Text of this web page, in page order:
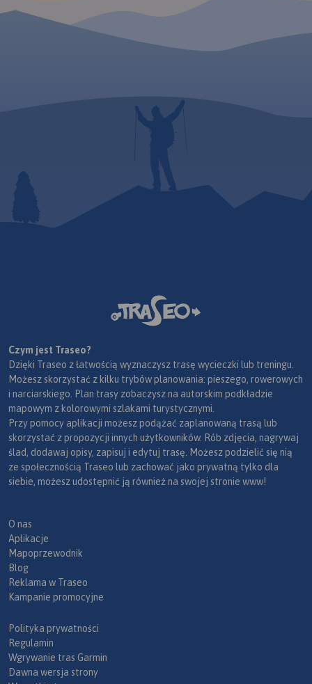
Czym jest Traseo?
Dzięki Traseo z łatwością wyznaczysz trasę wycieczki lub treningu.
Możesz skorzystać z kilku trybów planowania: pieszego, rowerowych
i narciarskiego. Plan trasy zobaczysz na autorskim podkładzie
mapowym z kolorowymi szlakami turystycznymi.
Przy pomocy aplikacji możesz podążać zaplanowaną trasą lub
skorzystać z propozycji innych użytkowników. Rób zdjęcia, nagrywaj
ślad, dodawaj opisy, zapisuj i edytuj trasę. Możesz podzielić się nią
ze społecznością Traseo lub zachować jako prywatną tylko dla
siebie, możesz udostępnić ją również na swojej stronie www!
O nas
Aplikacje
Mapoprzewodnik
Blog
Reklama w Traseo
Kampanie promocyjne
Polityka prywatności
Regulamin
Wgrywanie tras Garmin
Dawna wersja strony